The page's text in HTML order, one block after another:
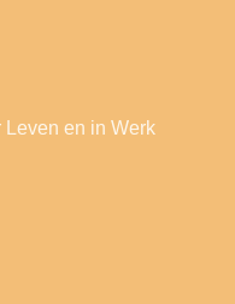
Leven en in Werk